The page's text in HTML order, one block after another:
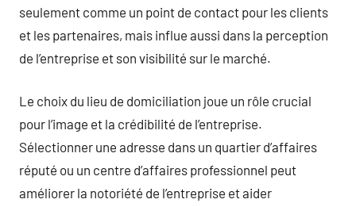
seulement comme un point de contact pour les clients
et les partenaires, mais influe aussi dans la perception
de l’entreprise et son visibilité sur le marché.
Le choix du lieu de domiciliation joue un rôle crucial
pour l’image et la crédibilité de l’entreprise.
Sélectionner une adresse dans un quartier d’affaires
réputé ou un centre d’affaires professionnel peut
améliorer la notoriété de l’entreprise et aider